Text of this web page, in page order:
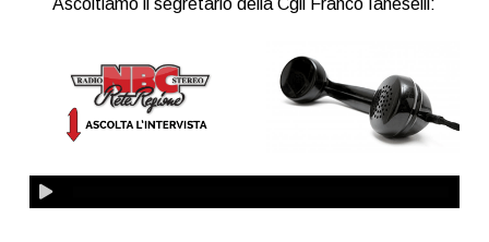
Ascoltiamo il segretario della Cgil Franco Ianeselli: